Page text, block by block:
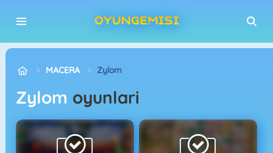
MACERA Zylom
Zylom oyunlari